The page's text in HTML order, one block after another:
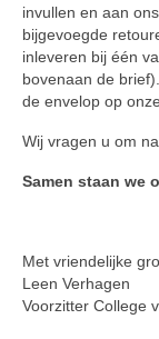
invullen en aan
bijgevoegde
inleveren bij één
bovenaan de
de envelop op
Wij vragen u om
Samen staan we
Met vriendelijke
Leen Verhagen
Voorzitter College